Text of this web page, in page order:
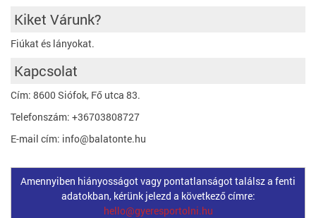
Kiket Várunk?
Fiúkat és lányokat.
Kapcsolat
Cím: 8600 Siófok, Fő utca 83.
Telefonszám: +36703808727
E-mail cím: info@balatonte.hu
Amennyiben hiányosságot vagy pontatlanságot találsz a fenti
adatokban, kérünk jelezd a következő címre:
hello@gyeresportolni.hu